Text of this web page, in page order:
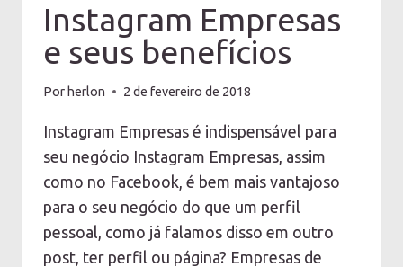
Instagram Empresas
e seus benefícios
Por herlon 2 de fevereiro de 2018
Instagram Empresas é indispensável para
seu negócio Instagram Empresas, assim
como no Facebook, é bem mais vantajoso
para o seu negócio do que um perfil
pessoal, como já falamos disso em outro
post, ter perfil ou página? Empresas de